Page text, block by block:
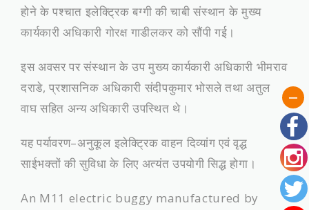
होने के पश्चात इलेक्ट्रिक बग्गी की चाबी संस्थान के मुख्य
कार्यकारी अधिकारी गोरक्ष गाडीलकर को सौंपी गई।
इस अवसर पर संस्थान के उप मुख्य कार्यकारी अधिकारी भीमराव
दराडे, प्रशासनिक अधिकारी संदीपकुमार भोसले तथा अतुल
वाघ सहित अन्य अधिकारी उपस्थित थे।
यह पर्यावरण–अनुकूल इलेक्ट्रिक वाहन दिव्यांग एवं वृद्ध
साईभक्तों की सुविधा के लिए अत्यंत उपयोगी सिद्ध होगा।
An M11 electric buggy manufactured by